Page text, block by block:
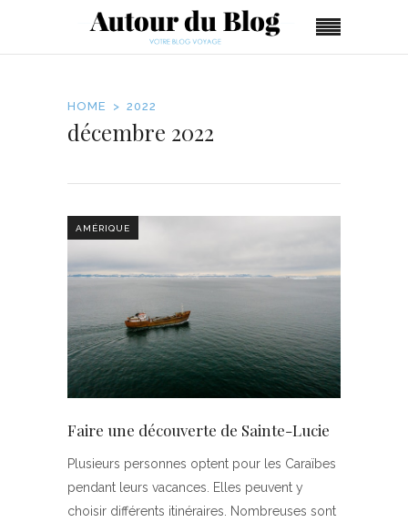
HOME 2022
décembre 2022
AMÉRIQUE
Faire une découverte de Sainte-Lucie
Plusieurs personnes optent pour les Caraïbes
pendant leurs vacances. Elles peuvent y
choisir différents itinéraires. Nombreuses sont